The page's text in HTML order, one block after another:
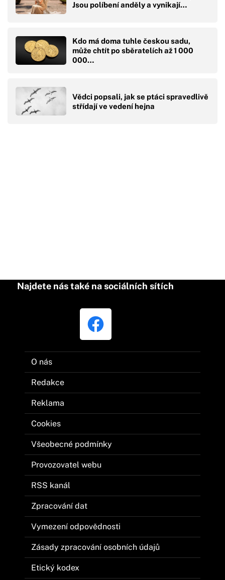
Jsou políbení anděly a vynikají…
Kdo má doma tuhle českou sadu,
může chtít po sběratelích až 1 000
000…
Vědci popsali, jak se ptáci spravedlivě
střídají ve vedení hejna
Najdete nás také na sociálních sítích
O nás
Redakce
Reklama
Cookies
Všeobecné podmínky
Provozovatel webu
RSS kanál
Zpracování dat
Vymezení odpovědnosti
Zásady zpracování osobních údajů
Etický kodex